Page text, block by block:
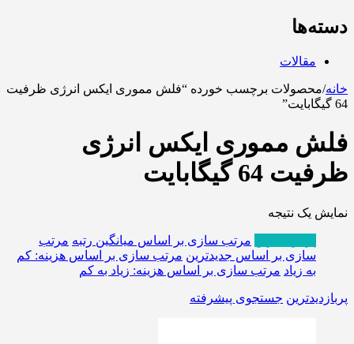
دسته‌ها
مقالات
خانه/محصولات برچسب خورده “فلش مموری ایکس انرژی ظرفیت
64 گیگابایت”
فلش مموری ایکس انرژی
ظرفیت 64 گیگابایت
نمایش یک نتیجه
مرتب سازی بر اساس میانگین رتبه مرتب
سازی بر اساس جدیدترین مرتب سازی بر اساس هزینه: کم
به زیاد مرتب سازی بر اساس هزینه: زیاد به کم
پربازدیدترین جستجوی پیشرفته